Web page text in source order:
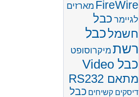
FireWire מארזים
לגיימר כבל
חשמלכבל
רשת מיקרוסופט
כבל Video
מתאם RS232
דיסקים קשיחים כבל